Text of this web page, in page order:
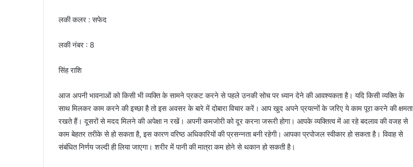
लकी कलर : सफेद
लकी नंबर : 8
सिंह राशि
आज अपनी भावनाओं को किसी भी व्यक्ति के सामने प्रकट करने से पहले उनकी सोच पर ध्यान देने की आवश्यकता है। यदि किसी व्यक्ति के
साथ मिलकर काम करने की इच्छा है तो इस अवसर के बारे में दोबारा विचार करें। आप खुद अपने प्रयत्नों के जरिए ये काम पूरा करने की क्षमता
रखते हैं। दूसरों से मदद मिलने की अपेक्षा न रखें। अपनी कमजोरी को दूर करना जरूरी होगा। आपके व्यक्तित्व में आ रहे बदलाव की वजह से
काम बेहतर तरीके से हो सकता है, इस कारण वरिष्ठ अधिकारियों की प्रसन्नता बनी रहेगी। आपका प्रपोजल स्वीकार हो सकता है। विवाह से
संबंधित निर्णय जल्दी ही लिया जाएगा। शरीर में पानी की मात्रा कम होने से थकान हो सकती है।